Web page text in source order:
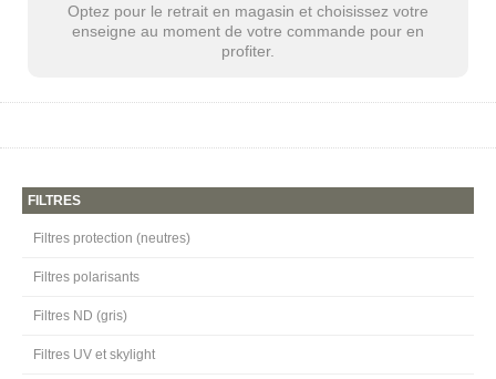
FILTRES
Filtres protection (neutres)
Filtres polarisants
Filtres ND (gris)
Filtres UV et skylight
Optez pour le retrait en magasin et choisissez votre
enseigne au moment de votre commande pour en
profiter.